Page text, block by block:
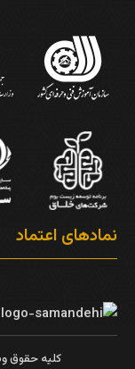
نمادهای اعتماد
کلیه حقوق